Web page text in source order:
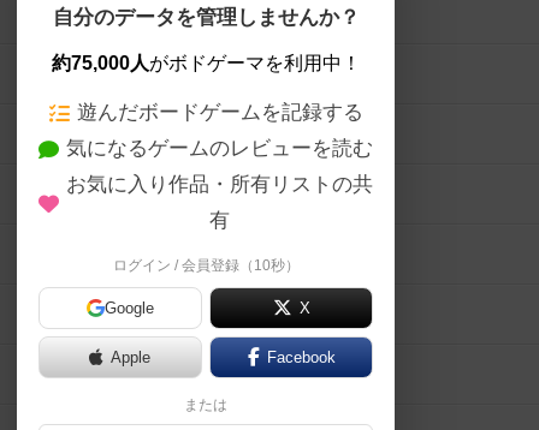
自分のデータを管理しませんか？
約75,000人がボドゲーマを利用中！
遊んだボードゲームを記録する
気になるゲームのレビューを読む
お気に入り作品・所有リストの共
有
ログイン / 会員登録（10秒）
Google X
Apple Facebook
または
ボードゲームを検索する
ボードゲームの新着レビュー
ボードゲーム会情報
メカニクス特集
掲示板・トピックス
ボドとも・会員一覧
ボードゲーム業界コラム